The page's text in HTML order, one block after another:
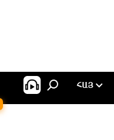
ՀԱՅ